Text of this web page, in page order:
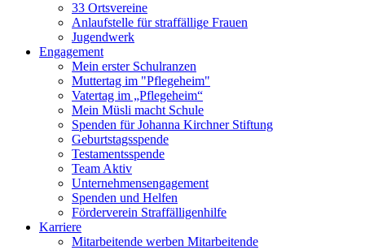
33 Ortsvereine
Anlaufstelle für straffällige Frauen
Jugendwerk
Engagement
Mein erster Schulranzen
Muttertag im "Pflegeheim"
Vatertag im „Pflegeheim“
Mein Müsli macht Schule
Spenden für Johanna Kirchner Stiftung
Geburtstagsspende
Testamentsspende
Team Aktiv
Unternehmensengagement
Spenden und Helfen
Förderverein Straffälligenhilfe
Karriere
Mitarbeitende werben Mitarbeitende